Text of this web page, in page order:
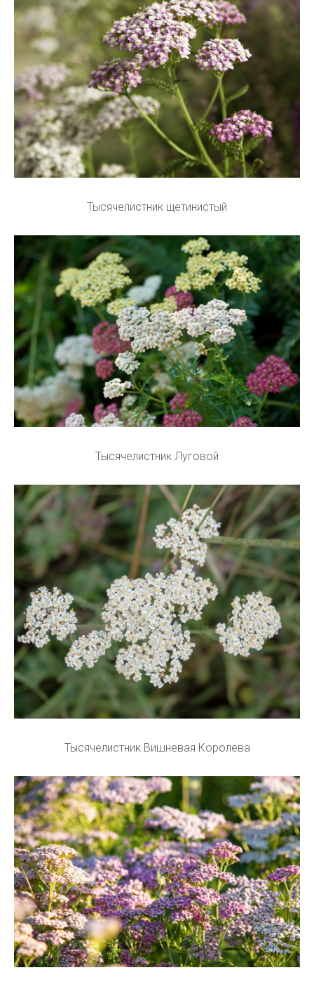
Тысячелистник щетинистый
Тысячелистник Луговой
Тысячелистник Вишневая Королева